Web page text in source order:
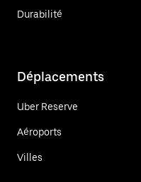
Durabilité
Déplacements
Uber Reserve
Aéroports
Villes